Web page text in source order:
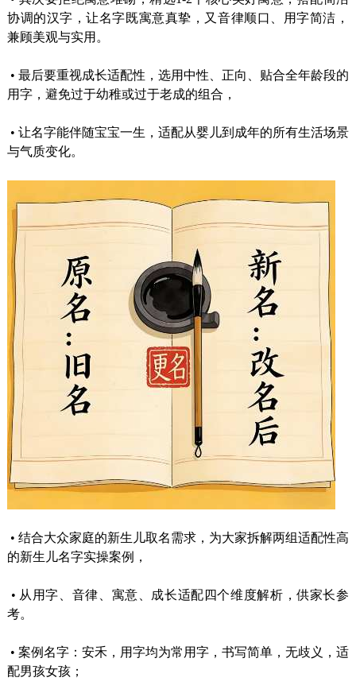
协调的汉字，让名字既寓意真挚，又音律顺口、用字简洁，
兼顾美观与实用。
• 最后要重视成长适配性，选用中性、正向、贴合全年龄段的
用字，避免过于幼稚或过于老成的组合，
• 让名字能伴随宝宝一生，适配从婴儿到成年的所有生活场景
与气质变化。
• 结合大众家庭的新生儿取名需求，为大家拆解两组适配性高
的新生儿名字实操案例，
• 从用字、音律、寓意、成长适配四个维度解析，供家长参
考。
• 案例名字：安禾，用字均为常用字，书写简单，无歧义，适
配男孩女孩；